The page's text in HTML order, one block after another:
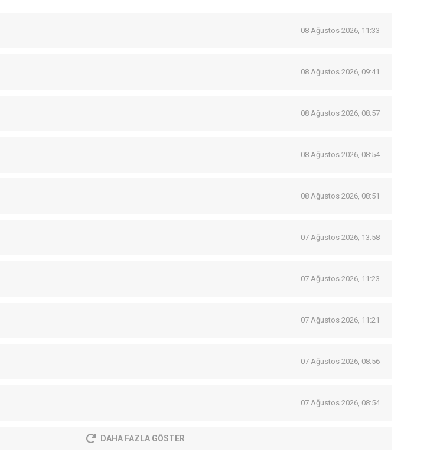
08 Ağustos 2026, 11:33
08 Ağustos 2026, 09:41
08 Ağustos 2026, 08:57
08 Ağustos 2026, 08:54
08 Ağustos 2026, 08:51
07 Ağustos 2026, 13:58
07 Ağustos 2026, 11:23
07 Ağustos 2026, 11:21
07 Ağustos 2026, 08:56
07 Ağustos 2026, 08:54
DAHA FAZLA GÖSTER